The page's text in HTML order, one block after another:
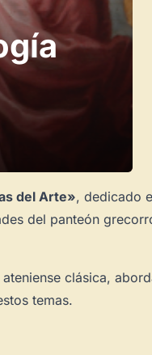
del Arte», dedicado
del panteón
clásica,
temas.